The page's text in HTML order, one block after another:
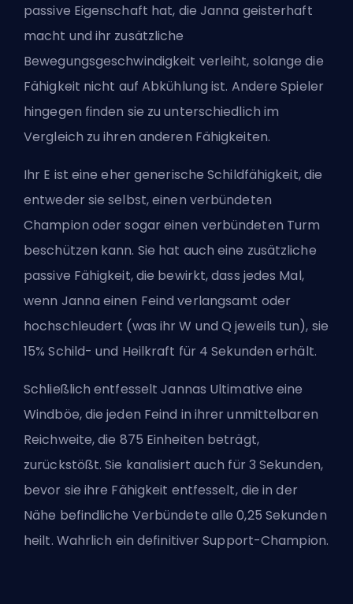
passive Eigenschaft hat, die Janna geisterhaft
macht und ihr zusätzliche
Bewegungsgeschwindigkeit verleiht, solange die
Fähigkeit nicht auf Abkühlung ist. Andere Spieler
hingegen finden sie zu unterschiedlich im
Vergleich zu ihren anderen Fähigkeiten.
Ihr E ist eine eher generische Schildfähigkeit, die
entweder sie selbst, einen verbündeten
Champion oder sogar einen verbündeten Turm
beschützen kann. Sie hat auch eine zusätzliche
passive Fähigkeit, die bewirkt, dass jedes Mal,
wenn Janna einen Feind verlangsamt oder
hochschleudert (was ihr W und Q jeweils tun), sie
15% Schild- und Heilkraft für 4 Sekunden erhält.
Schließlich entfesselt Jannas Ultimative eine
Windböe, die jeden Feind in ihrer unmittelbaren
Reichweite, die 875 Einheiten beträgt,
zurückstößt. Sie kanalisiert auch für 3 Sekunden,
bevor sie ihre Fähigkeit entfesselt, die in der
Nähe befindliche Verbündete alle 0,25 Sekunden
heilt. Wahrlich ein definitiver Support-Champion.